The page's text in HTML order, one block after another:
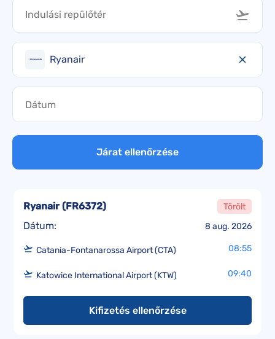
Ryanair
Járat ellenőrzése
Dátum: 8 aug. 2026
Ryanair(FR6372) Törölt
Catania-Fontanarossa Airport (CTA) 08:55
Katowice International Airport (KTW) 09:40
Kifizetés ellenőrzése